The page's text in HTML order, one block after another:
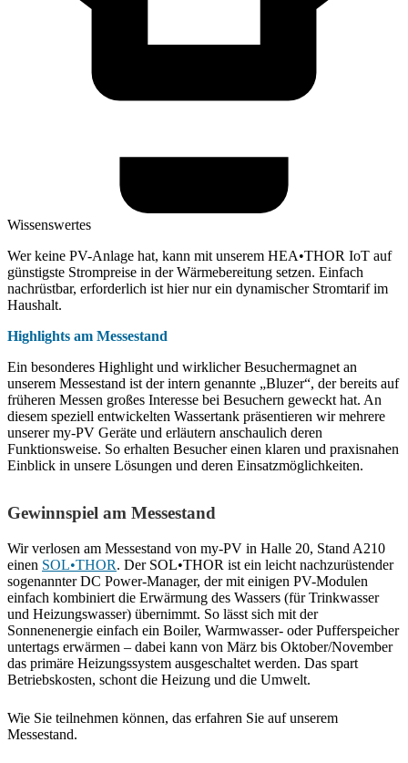
Wissenswertes
Wer keine PV-Anlage hat, kann mit unserem HEA•THOR IoT auf
günstigste Strompreise in der Wärmebereitung setzen. Einfach
nachrüstbar, erforderlich ist hier nur ein dynamischer Stromtarif im
Haushalt.
Highlights am Messestand
Ein besonderes Highlight und wirklicher Besuchermagnet an
unserem Messestand ist der intern genannte „Bluzer“, der bereits auf
früheren Messen großes Interesse bei Besuchern geweckt hat. An
diesem speziell entwickelten Wassertank präsentieren wir mehrere
unserer my-PV Geräte und erläutern anschaulich deren
Funktionsweise. So erhalten Besucher einen klaren und praxisnahen
Einblick in unsere Lösungen und deren Einsatzmöglichkeiten.
Gewinnspiel am Messestand
Wir verlosen am Messestand von my-PV in Halle 20, Stand A210
einen SOL•THOR. Der SOL•THOR ist ein leicht nachzurüstender
sogenannter DC Power-Manager, der mit einigen PV-Modulen
einfach kombiniert die Erwärmung des Wassers (für Trinkwasser
und Heizungswasser) übernimmt. So lässt sich mit der
Sonnenenergie einfach ein Boiler, Warmwasser- oder Pufferspeicher
untertags erwärmen – dabei kann von März bis Oktober/November
das primäre Heizungssystem ausgeschaltet werden. Das spart
Betriebskosten, schont die Heizung und die Umwelt.
Wie Sie teilnehmen können, das erfahren Sie auf unserem
Messestand.